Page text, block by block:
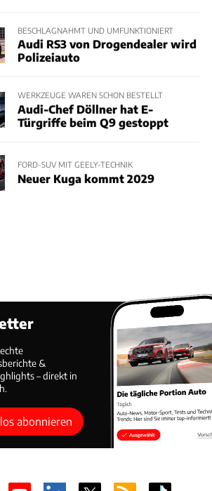
BESCHLAGNAHMT UND UMFUNKTIONIERT
Audi RS3 von Drogendealer wird
Polizeiauto
WERKZEUGE WAREN SCHON BESTELLT
Audi-Chef Döllner hat E-
Türgriffe beim Q9 gestoppt
FORD-SUV MIT GEELY-TECHNIK
Neuer Kuga kommt 2029
&
– direkt in
abonnieren